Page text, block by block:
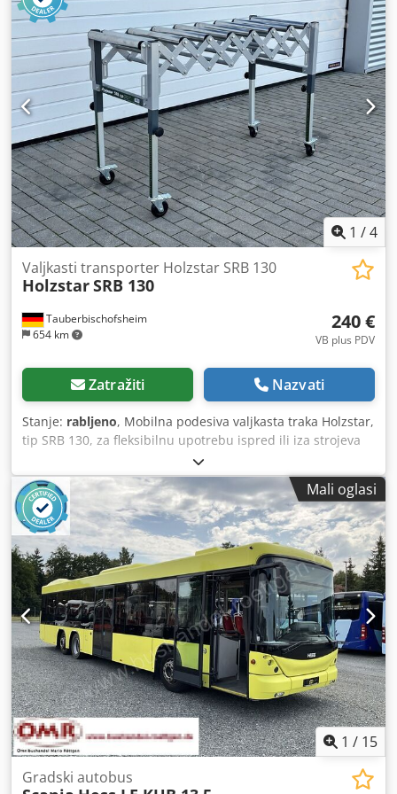
dimenzije lakirnice: 3300 x 3960 x 2640 mm Površina poda
kabine: 13,1 m2 Unutarnji volumen kabine: 34,5 m3 Način
grijanja: dobava zraka iz klimatiziranog prostora Količina
upuhanog zraka: 8.000 m3/h Sušionica: Unutarnje
dimenzije sušionice: 3300 x 3960 x 2640 mm Površina poda
kabine: 13,1 m2 Cjdpeyhbggefx Af Aoha Unutarnji volumen
kabine: 34,5 m3 Način grijanja: električni grijači, 22 kW
3x400V Količina upuhanog zraka: 2.500 m3/h Skladište
boja: Unutarnje dimenzije lakirne kuhinje: 3100 x 2000 x
2600 mm Način grijanja: dobava zraka iz klimatiziranog
prostora Površina lakirne kuhinje: 6,2 m2
1 /4
Tauberbischofsheim
654 km
Valjkasti transporter Holzstar SRB 130
HolzstarSRB 130
240 €
VB plus PDV
Zatražiti Nazvati
Stanje: rabljeno, Mobilna podesiva valjkasta traka Holzstar,
tip SRB 130, za fleksibilnu upotrebu ispred ili iza strojeva
za obradu, s robusnim čeličnim okvirom podesive visine i
pocinčanim čeličnim valjcima. Više traka se može
jednostavno spojiti pomoću dva kukica. Tehnički podaci: -
Nosivost: 130 kg - Minimalna visina: 670 mm - Maksimalna
visina: 920 mm - Minimalna duljina: 450 mm Chedpfjzrx I
Iex Af Asa - Maksimalna duljina: 1.300 mm - Širina valjka:
480 mm - Stanje: Demonstracijski model, novo, s jamstvom.
Mali oglasi
1 / 15
Gradski autobus